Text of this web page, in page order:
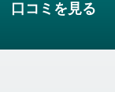
口コミを見る